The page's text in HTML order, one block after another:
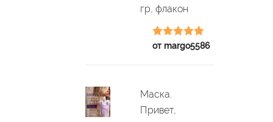
гр, флакон
Оценка5из
от margo5586
Маска.
Привет,